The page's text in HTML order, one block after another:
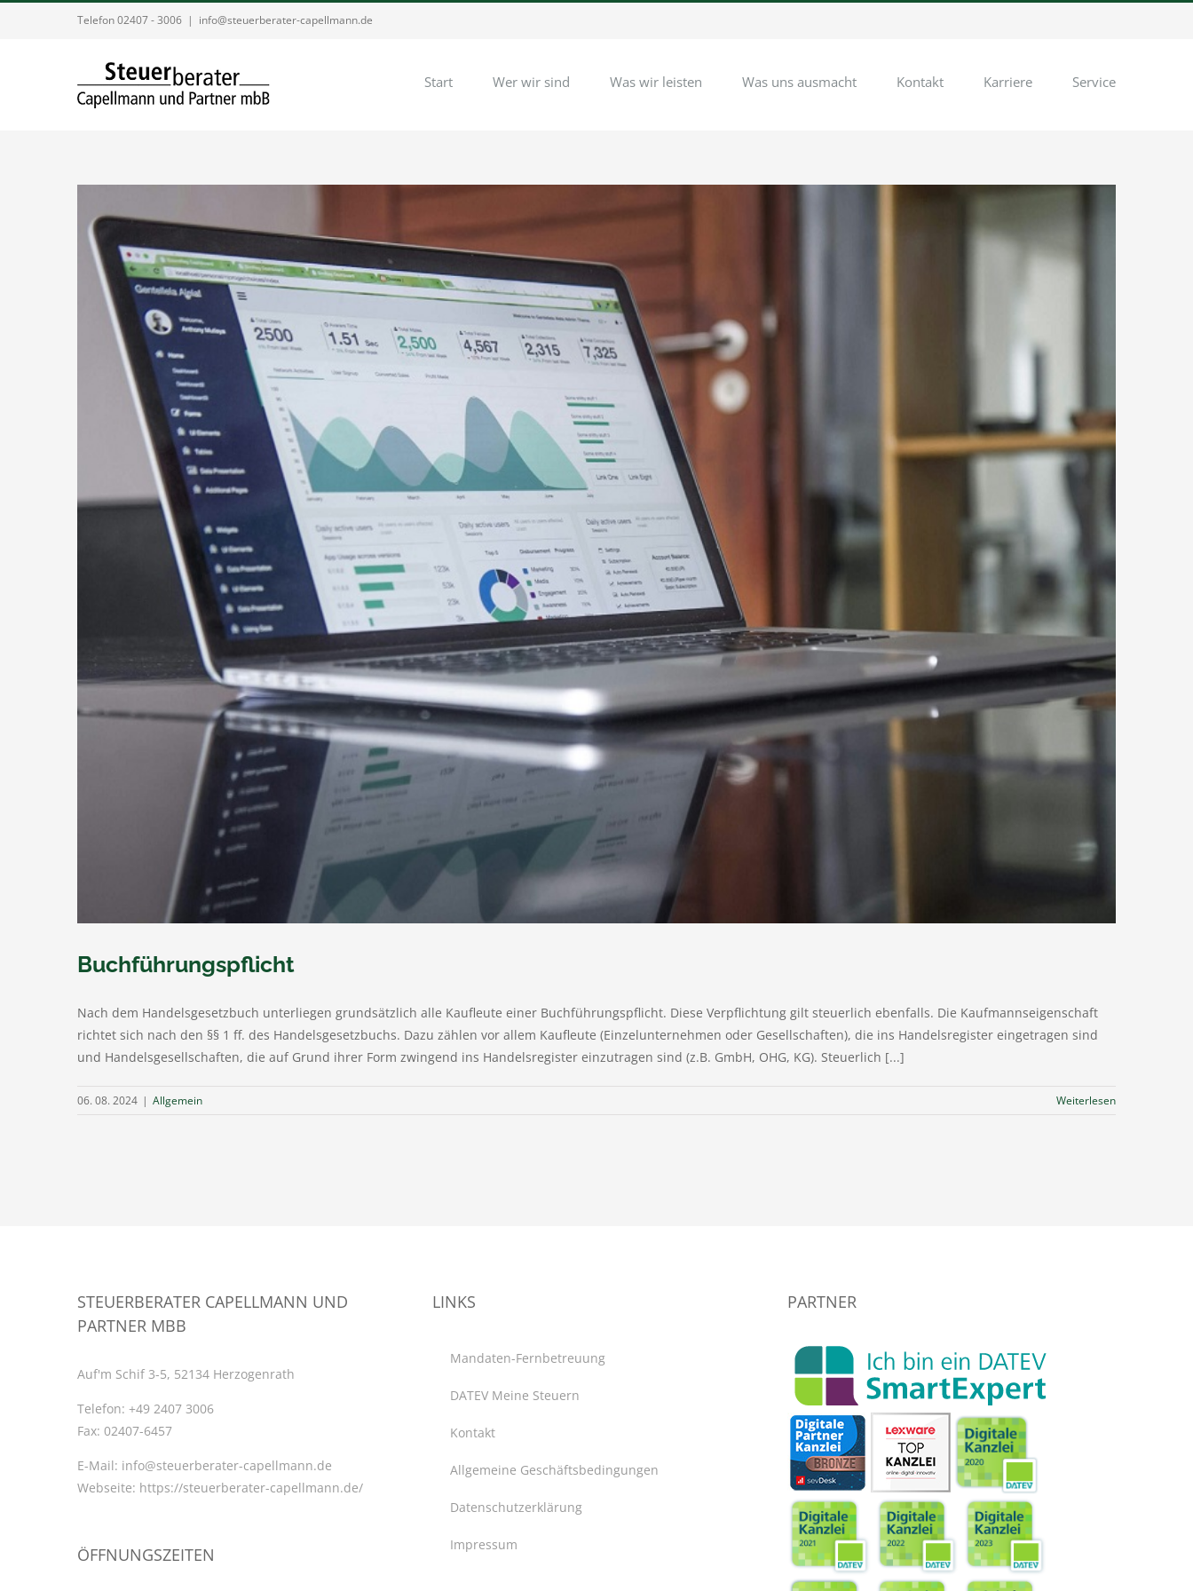
Telefon 02407 - 3006 | info@steuerberater-capellmann.de
Start Wer wir sind Was wir leisten Was uns ausmacht Kontakt Karriere Service
Buchführungspflicht
Nach dem Handelsgesetzbuch unterliegen grundsätzlich alle Kaufleute einer Buchführungspflicht. Diese Verpflichtung gilt steuerlich ebenfalls. Die Kaufmannseigenschaft
richtet sich nach den §§ 1 ff. des Handelsgesetzbuchs. Dazu zählen vor allem Kaufleute (Einzelunternehmen oder Gesellschaften), die ins Handelsregister eingetragen sind
und Handelsgesellschaften, die auf Grund ihrer Form zwingend ins Handelsregister einzutragen sind (z.B. GmbH, OHG, KG). Steuerlich [...]
06. 08. 2024 | Allgemein Weiterlesen
STEUERBERATER CAPELLMANN UND
PARTNER MBB
Auf'm Schif 3-5, 52134 Herzogenrath
Telefon: +49 2407 3006
Fax: 02407-6457
E-Mail: info@steuerberater-capellmann.de
Webseite: https://steuerberater-capellmann.de/
ÖFFNUNGSZEITEN
LINKS
Mandaten-Fernbetreuung
DATEV Meine Steuern
Kontakt
Allgemeine Geschäftsbedingungen
Datenschutzerklärung
Impressum
PARTNER